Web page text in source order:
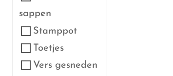
sappen
Stamppot
Toetjes
Vers gesneden